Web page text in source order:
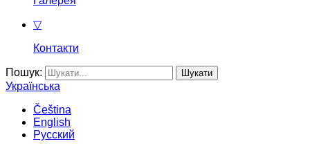
▽
Контакти
Пошук:
Українська
Čeština
English
Русский